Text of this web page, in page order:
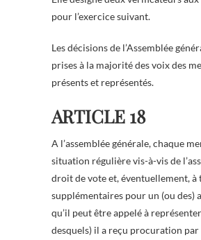
pour l’exercice suivant.
Les décisions de l’Assemblée
prises à la majorité des voix des
présents et représentés.
ARTICLE 18
A l’assemblée générale, chaque
situation régulière vis-à-vis de
droit de vote et, éventuellement, à
supplémentaires pour un (ou des)
qu’il peut être appelé à
desquels) il a reçu procuration